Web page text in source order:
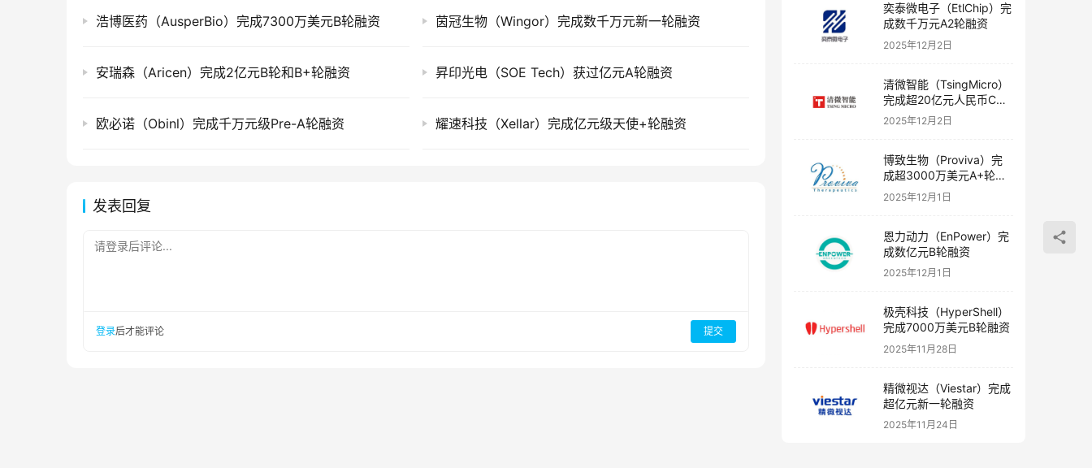
浩博医药（AusperBio）完成7300万美元B轮融资 茵冠生物（Wingor）完成数千万元新一轮融资
安瑞森（Aricen）完成2亿元B轮和B+轮融资 昇印光电（SOE Tech）获过亿元A轮融资
欧必诺（Obinl）完成千万元级Pre-A轮融资 耀速科技（Xellar）完成亿元级天使+轮融资
发表回复
请登录后评论...
登录后才能评论 提交
奕泰微电子（EtlChip）完
成数千万元A2轮融资
2025年12月2日
清微智能（TsingMicro）
完成超20亿元人民币C轮
融资
2025年12月2日
博致生物（Proviva）完
成超3000万美元A+轮融
资
2025年12月1日
恩力动力（EnPower）完
成数亿元B轮融资
2025年12月1日
极壳科技（HyperShell）
完成7000万美元B轮融资
2025年11月28日
精微视达（Viestar）完成
超亿元新一轮融资
2025年11月24日